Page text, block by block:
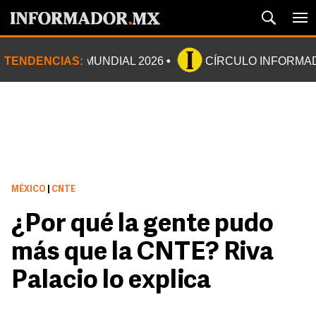
TENDENCIAS: MUNDIAL 2026 CÍRCULO
MÉXICO CNTE
¿Por qué la gente pudo
más que la CNTE? Riva
Palacio lo explica